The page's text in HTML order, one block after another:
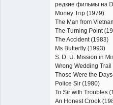
редкие фильмы на
Money Trip (1979)
The Man from
The Turning Point
The Accident (1983)
Ms Butterfly (1993)
S. D. U. Mission in
Wrong Wedding Trail
Those Were the
Police Sir (1980)
To Sir with Troubles
An Honest Crook